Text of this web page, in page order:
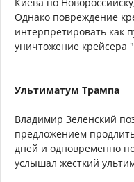
Однако повреждение
интерпретировать как
уничтожение крейсера
Ультиматум Трампа
Владимир Зеленский
предложением
дней и одновременно
услышал жесткий